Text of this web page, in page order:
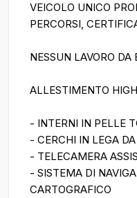
VEICOLO UNICO
PERCORSI,
NESSUN LAVORO DA
ALLESTIMENTO
- INTERNI IN PELLE
- CERCHI IN LEGA DA
- TELECAMERA
- SISTEMA DI
CARTOGRAFICO